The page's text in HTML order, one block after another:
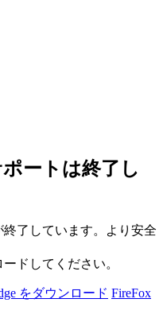
ートは終了し
了しています。より安全
ドしてください。
をダウンロード FireFox